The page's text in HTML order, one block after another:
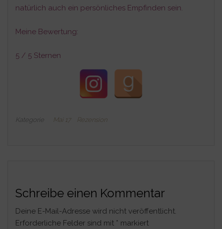
natürlich auch ein persönliches Empfinden sein.
Meine Bewertung:
5 / 5 Sternen
Kategorie Mai 17 Rezension
Schreibe einen Kommentar
Deine E-Mail-Adresse wird nicht veröffentlicht.
Erforderliche Felder sind mit * markiert